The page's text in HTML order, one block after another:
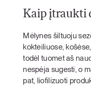
Kaip įtraukti
Mėlynes šiltuoju
kokteiliuose,
todėl tuomet aš
nespėja sugesti, o
pat, liofilizuoti